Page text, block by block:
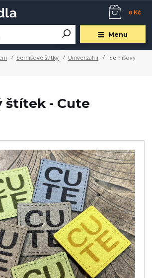
Menu
0 Kč
Semišové štítky Univerzální
Semišový
štítek - Cute